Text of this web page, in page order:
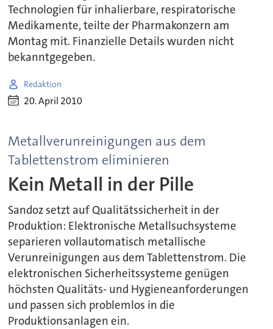
Technologien für inhalierbare, respiratorische
Medikamente, teilte der Pharmakonzern am
Montag mit. Finanzielle Details wurden nicht
bekanntgegeben.
Redaktion
20. April 2010
Metallverunreinigungen aus dem
Tablettenstrom eliminieren
Kein Metall in der Pille
Sandoz setzt auf Qualitätssicherheit in der
Produktion: Elektronische Metallsuchsysteme
separieren vollautomatisch metallische
Verunreinigungen aus dem Tablettenstrom. Die
elektronischen Sicherheitssysteme genügen
höchsten Qualitäts- und Hygieneanforderungen
und passen sich problemlos in die
Produktionsanlagen ein.